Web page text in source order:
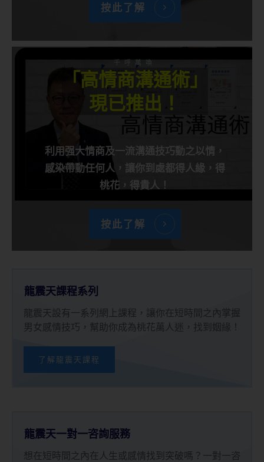
按此了解
千呼萬喚
「高情商溝通術」
現已推出！
利用强大情商及一流溝通技巧動之以情，
感染帶動任何人，讓你到處都得人緣，得
桃花，得貴人！
按此了解
龍震天課程系列
龍震天設有一系列網上課程，讓你在短時間之內掌握
男女感情技巧，幫助你成為桃花萬人迷，找到姻緣！
了解龍震天課程
龍震天一對一咨詢服務
想在短時間之內在人生或感情找到突破嗎？一對一咨